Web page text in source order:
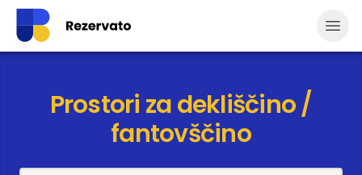
Prostori za dekliščino /
fantovščino